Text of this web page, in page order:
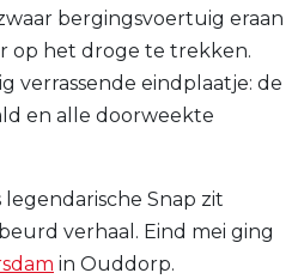
bergingsvoertuig eraan
op het droge te trekken.
verrassende eindplaatje: de
en alle doorweekte
Snap zit
verhaal. Eind mei ging
in Ouddorp.